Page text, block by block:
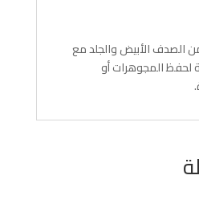
الصدف الأبيض والجلد مع
لحفظ المجوهرات أو